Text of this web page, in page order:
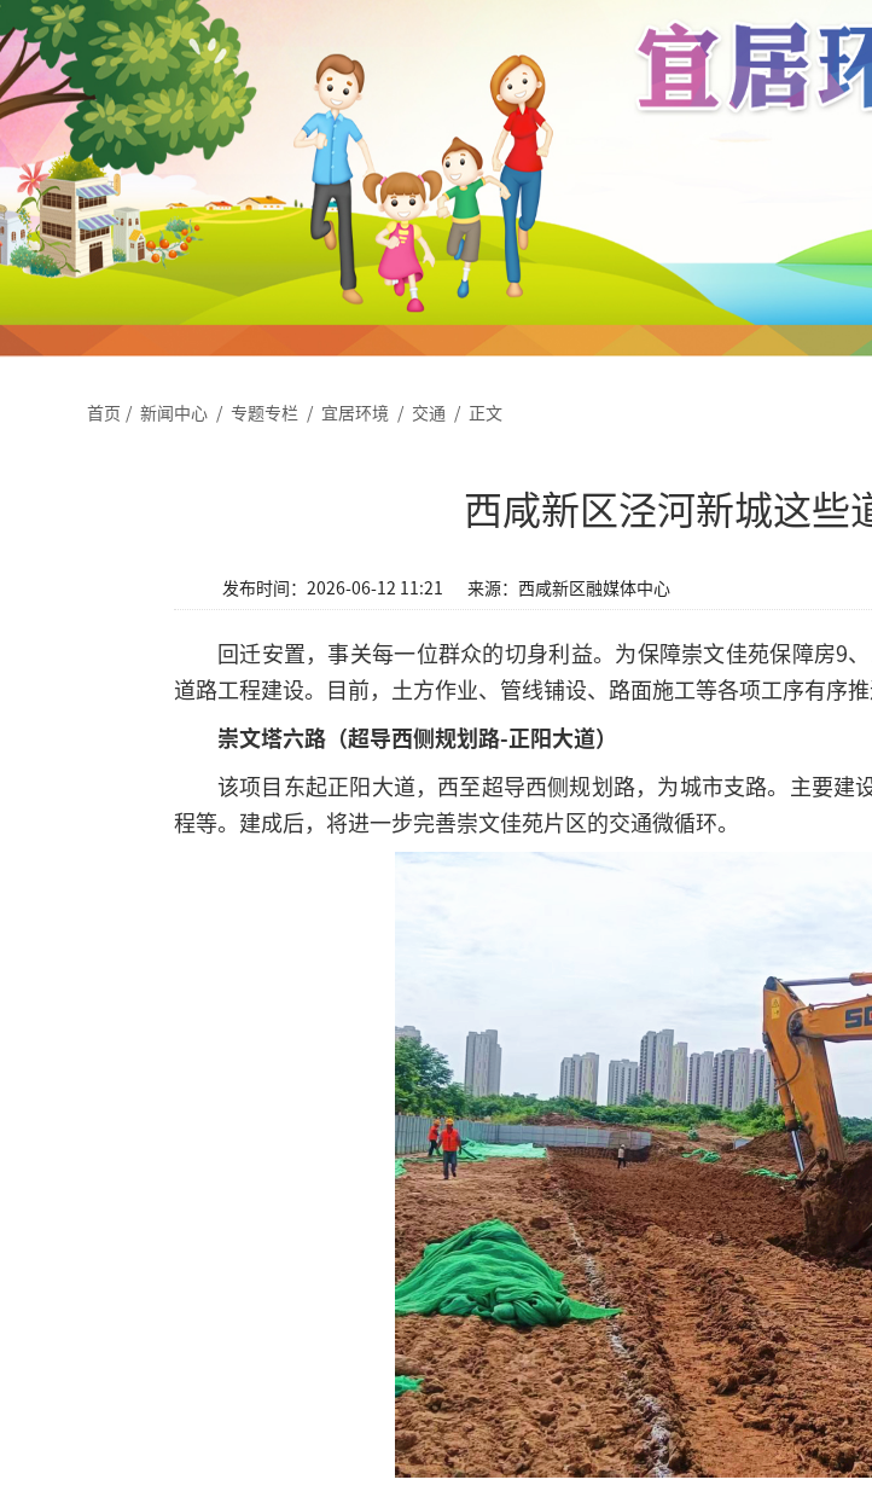
首页 / 新闻中心 / 专题专栏 / 宜居环境 / 交通 / 正文
西咸新区泾河新城这些
发布时间：2026-06-12 11:21 来源：西咸新区融媒体中心
回迁安置，事关每一位群众的切身利益。为保障崇文佳苑保障房9
道路工程建设。目前，土方作业、管线铺设、路面施工等各项工序有序
崇文塔六路 （超导西侧规划路-正阳大道）
该项目东起正阳大道，西至超导西侧规划路，为城市支路。主要
程等。建成后，将进一步完善崇文佳苑片区的交通微循环。